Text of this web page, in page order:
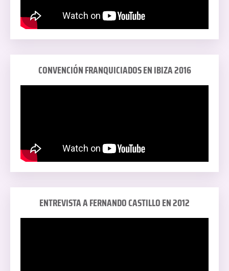
CONVENCIÓN FRANQUICIADOS EN IBIZA 2016
ENTREVISTA A FERNANDO CASTILLO EN 2012